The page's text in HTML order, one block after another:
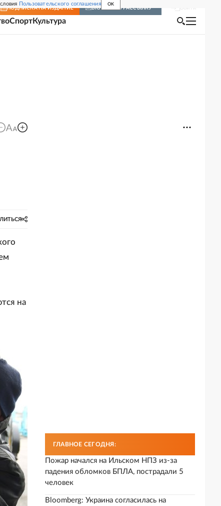
Пользовательского соглашения OK
ПОДПИСКА НА ИЗДАНИЕ ВКЛЮЧИТЬ РАССЫЛКУ
СпортКультура
на
ГЛАВНОЕ СЕГОДНЯ:
Пожар начался на Ильском НПЗ из-за
падения обломков БПЛА, пострадали 5
человек
Bloomberg: Украина согласилась на